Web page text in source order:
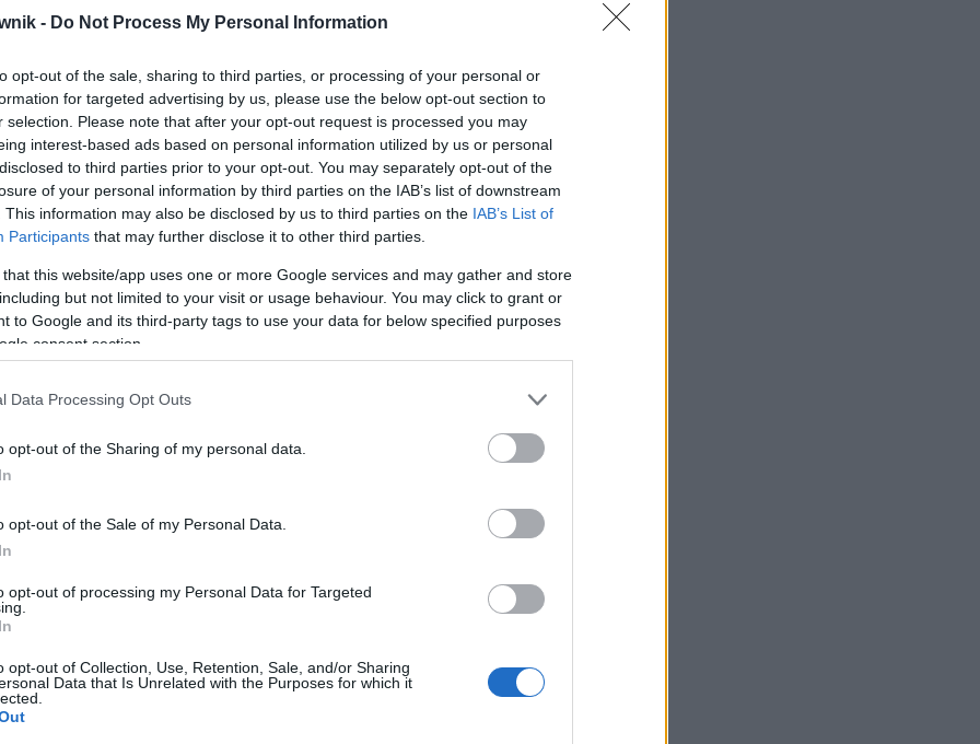
- Do Not Process My Personal Information
opt-out of the sale, sharing to third parties, or processing of your personal or
for targeted advertising by us, please use the below opt-out section to
selection. Please note that after your opt-out request is processed you may
interest-based ads based on personal information utilized by us or personal
to third parties prior to your opt-out. You may separately opt-out of the
of your personal information by third parties on the IAB’s list of downstream
This information may also be disclosed by us to third parties on the IAB’s List of
Participants that may further disclose it to other third parties.
that this website/app uses one or more Google services and may gather and store
but not limited to your visit or usage behaviour. You may click to grant or
to Google and its third-party tags to use your data for below specified purposes
consent section.
Data Processing Opt Outs
opt-out of the Sharing of my personal data.
opt-out of the Sale of my Personal Data.
opt-out of processing my Personal Data for Targeted
opt-out of Collection, Use, Retention, Sale, and/or Sharing
Data that Is Unrelated with the Purposes for which it
słowa)
stresująco; toksycznie; traumatycznie
że świadomość młodych ludzi bardzo się zmieniła.
w szkole teatralnej wszyscy studenci stanęli w obronie
przez reżysera. Postawili się całym rokiem i odmówili
Wreszcie studenci nie boją się powiedzieć takiemu
Jest też coraz mniej źle pojętej, toksycznej
i empatii — zmiany społeczne mają wpływ na to,